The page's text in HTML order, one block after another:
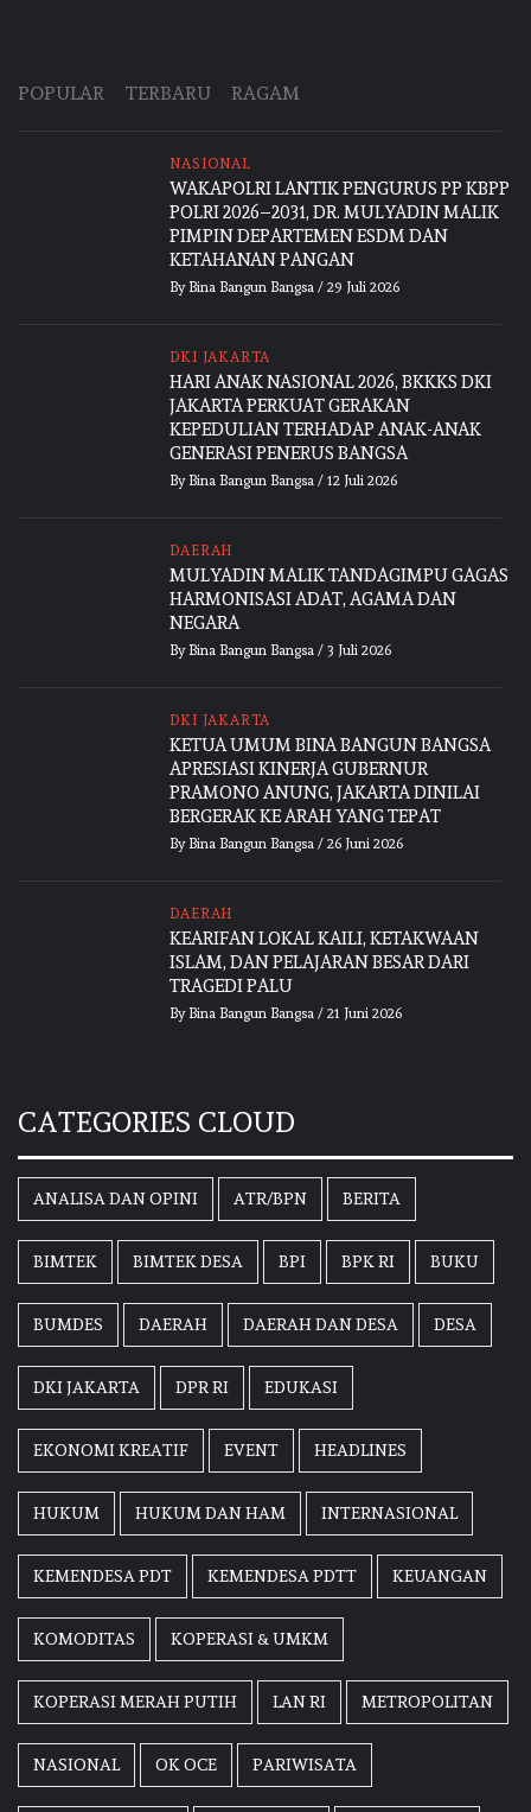
POPULAR TERBARU RAGAM
NASIONAL
WAKAPOLRI LANTIK PENGURUS PP KBPP
POLRI 2026–2031, DR. MULYADIN MALIK
PIMPIN DEPARTEMEN ESDM DAN
KETAHANAN PANGAN
By Bina Bangun Bangsa/ 29 Juli 2026
DKI JAKARTA
HARI ANAK NASIONAL 2026, BKKKS DKI
JAKARTA PERKUAT GERAKAN
KEPEDULIAN TERHADAP ANAK-ANAK
GENERASI PENERUS BANGSA
By Bina Bangun Bangsa/ 12 Juli 2026
DAERAH
MULYADIN MALIK TANDAGIMPU GAGAS
HARMONISASI ADAT, AGAMA DAN
NEGARA
By Bina Bangun Bangsa/ 3 Juli 2026
DKI JAKARTA
KETUA UMUM BINA BANGUN BANGSA
APRESIASI KINERJA GUBERNUR
PRAMONO ANUNG, JAKARTA DINILAI
BERGERAK KE ARAH YANG TEPAT
By Bina Bangun Bangsa/ 26 Juni 2026
DAERAH
KEARIFAN LOKAL KAILI, KETAKWAAN
ISLAM, DAN PELAJARAN BESAR DARI
TRAGEDI PALU
By Bina Bangun Bangsa/ 21 Juni 2026
CATEGORIES CLOUD
ANALISA DAN OPINI ATR/BPN BERITA
BIMTEK BIMTEK DESA BPI BPK RI BUKU
BUMDES DAERAH DAERAH DAN DESA DESA
DKI JAKARTA DPR RI EDUKASI
EKONOMI KREATIF EVENT HEADLINES
HUKUM HUKUM DAN HAM INTERNASIONAL
KEMENDESA PDT KEMENDESA PDTT KEUANGAN
KOMODITAS KOPERASI & UMKM
KOPERASI MERAH PUTIH LAN RI METROPOLITAN
NASIONAL OK OCE PARIWISATA